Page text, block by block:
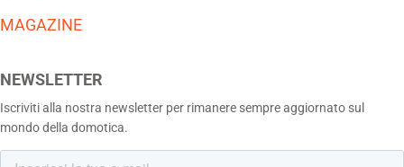
MAGAZINE
NEWSLETTER
Iscriviti alla nostra newsletter per rimanere sempre aggiornato sul
mondo della domotica.